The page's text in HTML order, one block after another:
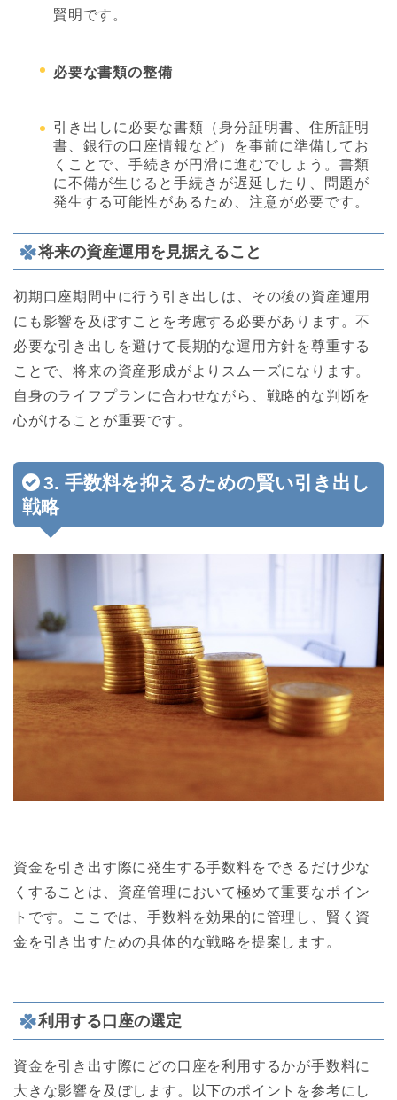
賢明です。
必要な書類の整備
引き出しに必要な書類（身分証明書、住所証明
書、銀行の口座情報など）を事前に準備してお
くことで、手続きが円滑に進むでしょう。書類
に不備が生じると手続きが遅延したり、問題が
発生する可能性があるため、注意が必要です。
将来の資産運用を見据えること
初期口座期間中に行う引き出しは、その後の資産運用
にも影響を及ぼすことを考慮する必要があります。不
必要な引き出しを避けて長期的な運用方針を尊重する
ことで、将来の資産形成がよりスムーズになります。
自身のライフプランに合わせながら、戦略的な判断を
心がけることが重要です。
3. 手数料を抑えるための賢い引き出し
戦略
資金を引き出す際に発生する手数料をできるだけ少な
くすることは、資産管理において極めて重要なポイン
トです。ここでは、手数料を効果的に管理し、賢く資
金を引き出すための具体的な戦略を提案します。
利用する口座の選定
資金を引き出す際にどの口座を利用するかが手数料に
大きな影響を及ぼします。以下のポイントを参考にし